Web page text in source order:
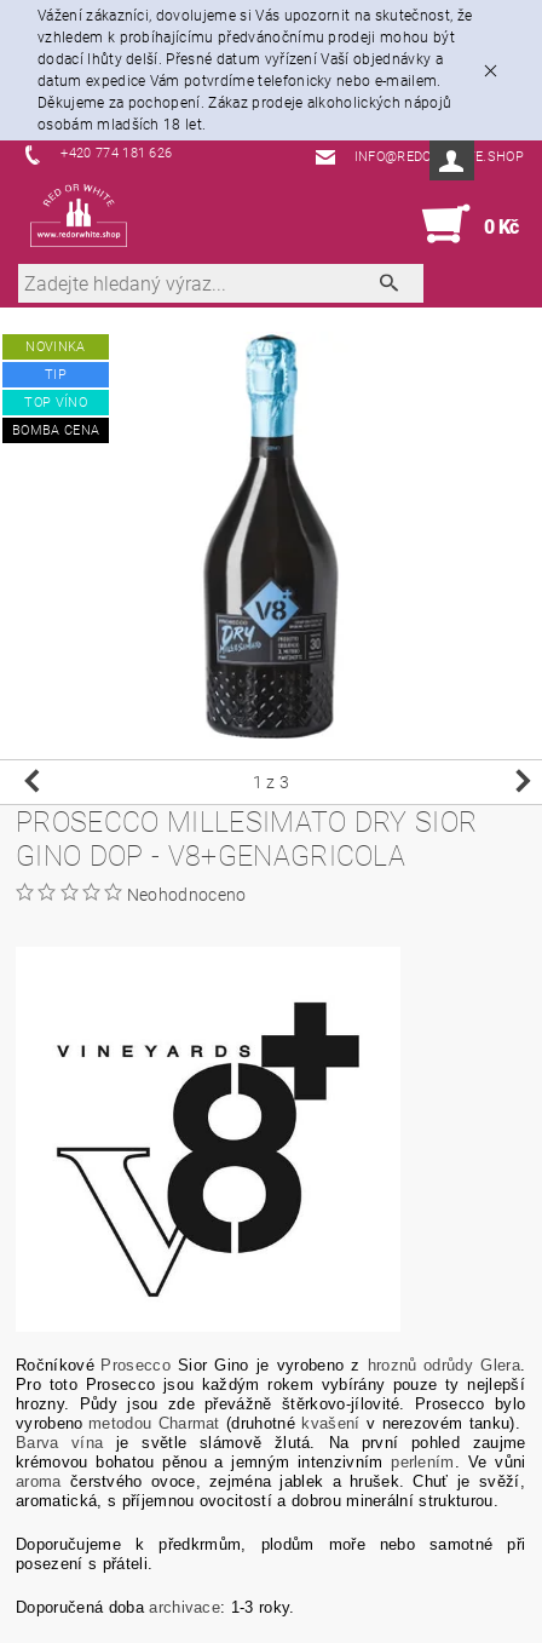
Vážení zákazníci, dovolujeme si Vás upozornit na skutečnost, že
vzhledem k probíhajícímu předvánočnímu prodeji mohou být
dodací lhůty delší. Přesné datum vyřízení Vaší objednávky a
datum expedice Vám potvrdíme telefonicky nebo e-mailem.
Děkujeme za pochopení. Zákaz prodeje alkoholických nápojů
osobám mladších 18 let.
+420 774 181 626 INFO@REDORWHITE.SHOP
0 Kč
NOVINKA
TIP
TOP VÍNO
BOMBA CENA
1 z 3
PROSECCO MILLESIMATO DRY SIOR
GINO DOP - V8+GENAGRICOLA
Neohodnoceno
Ročníkové ProseccoSior Gino je vyrobeno z hroznů odrůdy Glera.
Pro toto Prosecco jsou každým rokem vybírány pouze ty nejlepší
hrozny. Půdy jsou zde převážně štěrkovo-jílovité. Prosecco bylo
vyrobeno metodou Charmat (druhotné kvašení v nerezovém tanku).
Barva vínaje světle slámově žlutá. Na první pohled zaujme
krémovou bohatou pěnou a jemným intenzivnímperlením . Ve vůni
aromačerstvého ovoce, zejména jablek a hrušek.Chuť je svěží,
aromatická, s příjemnou ovocitostí a dobrou minerální strukturou.
Doporučujeme k předkrmům, plodům moře nebo samotné při
posezení s přáteli.
Doporučená dobaarchivace: 1-3 roky.